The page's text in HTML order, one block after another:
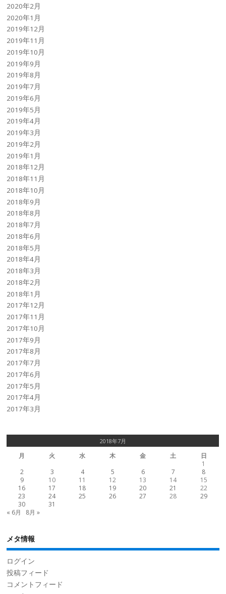
2020年2月
2020年1月
2019年12月
2019年11月
2019年10月
2019年9月
2019年8月
2019年7月
2019年6月
2019年5月
2019年4月
2019年3月
2019年2月
2019年1月
2018年12月
2018年11月
2018年10月
2018年9月
2018年8月
2018年7月
2018年6月
2018年5月
2018年4月
2018年3月
2018年2月
2018年1月
2017年12月
2017年11月
2017年10月
2017年9月
2017年8月
2017年7月
2017年6月
2017年5月
2017年4月
2017年3月
2018年7月
月 火 水 木 金 土
日
1
2
3 4 5 6 7
8
9
10 11 12 13 14
15
16
17 18 19 20 21
22
23
24 25 26 27 28
29
30
31
« 6月
8月 »
メタ情報
ログイン
投稿フィード
コメントフィード